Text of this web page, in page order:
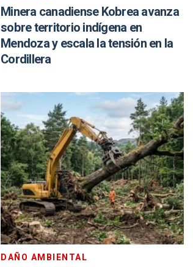
Minera canadiense Kobrea avanza
sobre territorio indígena en
Mendoza y escala la tensión en la
Cordillera
DAÑO AMBIENTAL